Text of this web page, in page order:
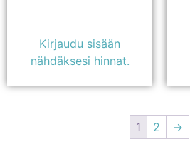
Kirjaudu sisään
nähdäksesi hinnat.
1 2 →